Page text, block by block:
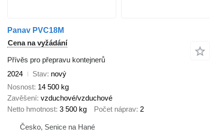
Panav PVC18M
Cena na vyžádání
Přívěs pro přepravu kontejnerů
2024
Stav nový
Nosnost 14 500 kg
Zavěšení vzduchové/vzduchové
Netto hmotnost 3 500 kg Počet náprav 2
Česko, Senice na Hané